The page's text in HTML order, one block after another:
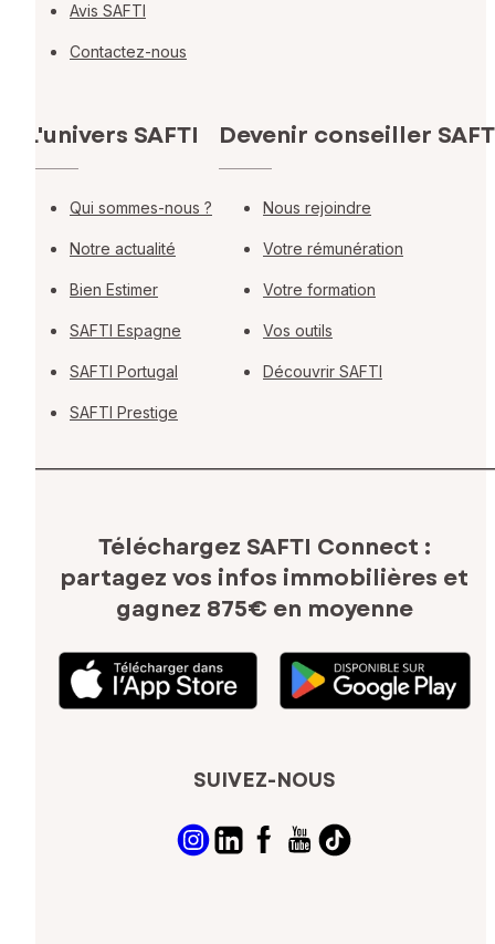
Avis SAFTI
Contactez-nous
L'univers SAFTI
Qui sommes-nous ?
Notre actualité
Bien Estimer
SAFTI Espagne
SAFTI Portugal
SAFTI Prestige
Devenir conseiller
Nous rejoindre
Votre rémunération
Votre formation
Vos outils
Découvrir SAFTI
Téléchargez SAFTI Connect :
partagez vos infos immobilières et
gagnez 875€ en moyenne
SUIVEZ-NOUS